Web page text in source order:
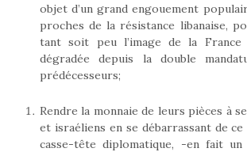
objet d’un grand engouement
proches de la résistance libanaise,
tant soit peu l’image de la France
dégradée depuis la double
prédécesseurs;
Rendre la monnaie de leurs pièces à
et israéliens en se débarrassant de
casse-tête diplomatique, -en fait un